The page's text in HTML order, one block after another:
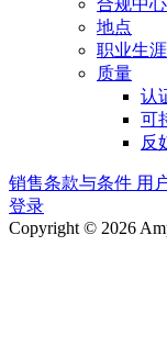
地点
职业生涯
质量
认
可
反
销售条款与条件 用
登录
Copyright © 2026